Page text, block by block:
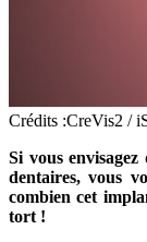
Crédits :CreVis2 /
Si vous
dentaires, vous
combien cet
tort !